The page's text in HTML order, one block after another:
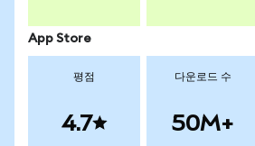
App Store
평점
4.7
다운로드 수
50M+